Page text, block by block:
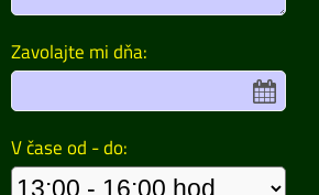
Zavolajte mi dňa:
V čase od - do: